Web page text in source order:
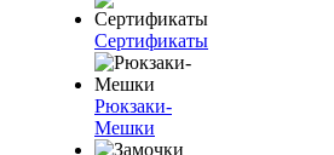
Сертификаты
Рюкзаки-
Мешки